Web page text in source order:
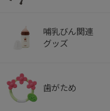
哺乳びん関連
グッズ
歯がため